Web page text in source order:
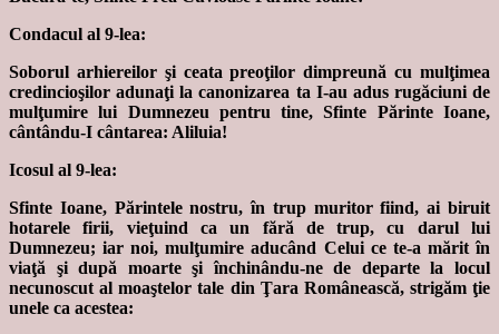
Condacul al 9-lea:
Soborul arhiereilor şi ceata preoţilor dimpreună cu mulţimea
credincioşilor adunaţi la canonizarea ta I-au adus rugăciuni de
mulţumire lui Dumnezeu pentru tine, Sfinte Părinte Ioane,
cântându-I cântarea: Aliluia!
Icosul al 9-lea:
Sfinte Ioane, Părintele nostru, în trup muritor fiind, ai biruit
hotarele firii, vieţuind ca un fără de trup, cu darul lui
Dumnezeu; iar noi, mulţumire aducând Celui ce te-a mărit în
viaţă şi după moarte şi închinându-ne de departe la locul
necunoscut al moaştelor tale din Ţara Românească, strigăm ţie
unele ca acestea: